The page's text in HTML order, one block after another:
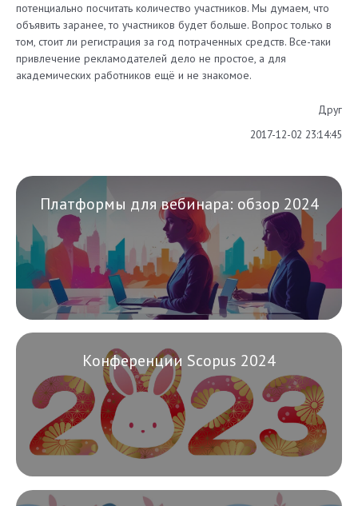
потенциально посчитать количество участников. Мы думаем, что
объявить заранее, то участников будет больше. Вопрос только в
том, стоит ли регистрация за год потраченных средств. Все-таки
привлечение рекламодателей дело не простое, а для
академических работников ещё и не знакомое.
Друг
2017-12-02 23:14:45
Платформы для вебинара: обзор 2024
Конференции Scopus 2024